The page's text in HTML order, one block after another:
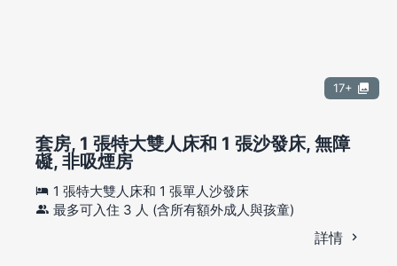
17+
套房, 1 張特大雙人床和 1 張沙發床, 無障
礙, 非吸煙房
1 張特大雙人床和 1 張單人沙發床
最多可入住 3 人 (含所有額外成人與孩童)
詳情